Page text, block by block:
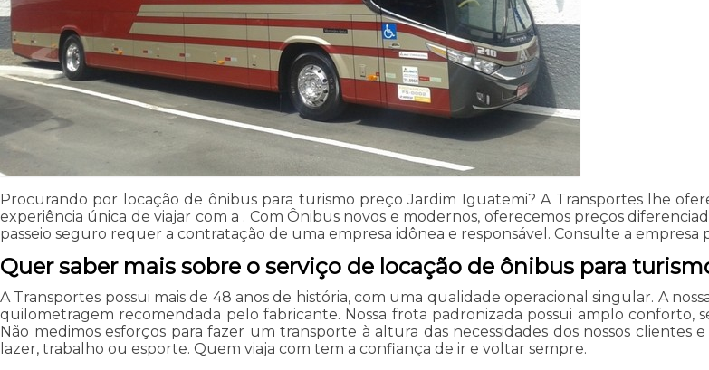
Procurando por locação de ônibus para turismo preço Jardim Iguatemi? A Transportes lhe
experiência única de viajar com a . Com Ônibus novos e modernos, oferecemos preços
passeio seguro requer a contratação de uma empresa idônea e responsável. Consulte a empresa
Quer saber mais sobre o serviço de locação de ônibus para
A Transportes possui mais de 48 anos de história, com uma qualidade operacional singular. A
quilometragem recomendada pelo fabricante. Nossa frota padronizada possui amplo conforto,
Não medimos esforços para fazer um transporte à altura das necessidades dos nossos clientes
lazer, trabalho ou esporte. Quem viaja com tem a confiança de ir e voltar sempre.